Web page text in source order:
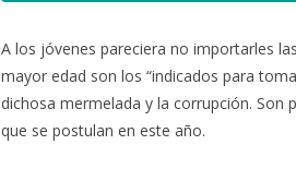
A los jóvenes pareciera no importarles
mayor edad son los “indicados para
dichosa mermelada y la corrupción. Son
que se postulan en este año.